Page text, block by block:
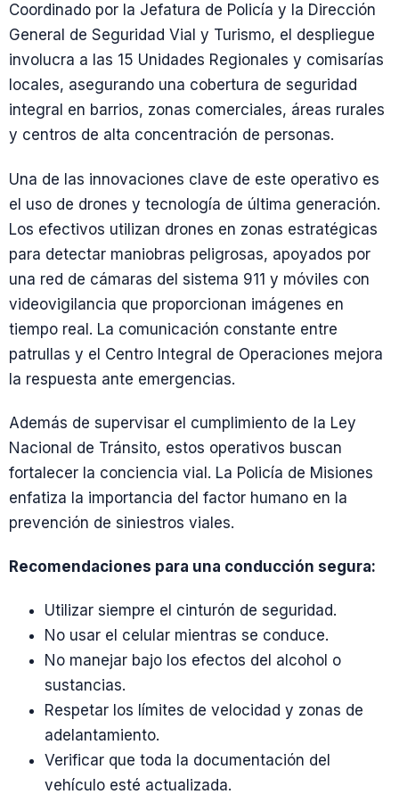
Coordinado por la Jefatura de Policía y la Dirección
General de Seguridad Vial y Turismo, el despliegue
involucra a las 15 Unidades Regionales y comisarías
locales, asegurando una cobertura de seguridad
integral en barrios, zonas comerciales, áreas rurales
y centros de alta concentración de personas.
Una de las innovaciones clave de este operativo es
el uso de drones y tecnología de última generación.
Los efectivos utilizan drones en zonas estratégicas
para detectar maniobras peligrosas, apoyados por
una red de cámaras del sistema 911 y móviles con
videovigilancia que proporcionan imágenes en
tiempo real. La comunicación constante entre
patrullas y el Centro Integral de Operaciones mejora
la respuesta ante emergencias.
Además de supervisar el cumplimiento de la Ley
Nacional de Tránsito, estos operativos buscan
fortalecer la conciencia vial. La Policía de Misiones
enfatiza la importancia del factor humano en la
prevención de siniestros viales.
Recomendaciones para una conducción segura:
Utilizar siempre el cinturón de seguridad.
No usar el celular mientras se conduce.
No manejar bajo los efectos del alcohol o
sustancias.
Respetar los límites de velocidad y zonas de
adelantamiento.
Verificar que toda la documentación del
vehículo esté actualizada.